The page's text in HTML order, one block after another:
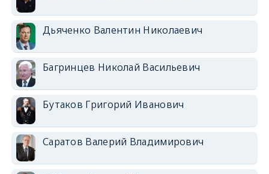
Дьяченко Валентин Николаевич
Багринцев Николай Васильевич
Бутаков Григорий Иванович
Саратов Валерий Владимирович